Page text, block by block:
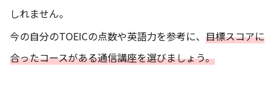
しれません。
今の自分のTOEICの点数や英語力を参考に、 目標スコアに
合ったコースがある通信講座を選びましょう。